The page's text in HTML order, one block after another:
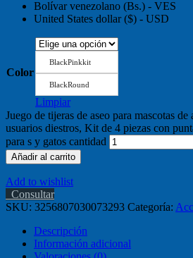
Bolívar venezolano (Bs.) - VES
United States dollar ($) - USD
Color
BlackPinkkit
BlackRound
Limpiar
Juego de tijeras de aseo para mascotas
usuarios diestros, Kit de 4 piezas con
para s y gatos cantidad
Añadir al carrito
Add to wishlist
Consultar
SKU: 3256807030073293 Categoría:
Descripción
Información adicional